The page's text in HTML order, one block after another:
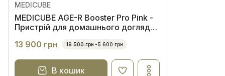
MEDICUBE
MEDICUBE AGE-R Booster Pro Pink -
Пристрій для домашнього догляду
13 900 грн 19 500 грн -5 600 грн
В кошик